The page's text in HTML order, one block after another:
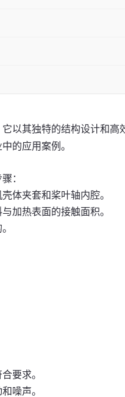
以其独特的结构设计和
的应用案例。
：
体夹套和桨叶轴内腔。
加热表面的接触面积。
要求。
噪声。